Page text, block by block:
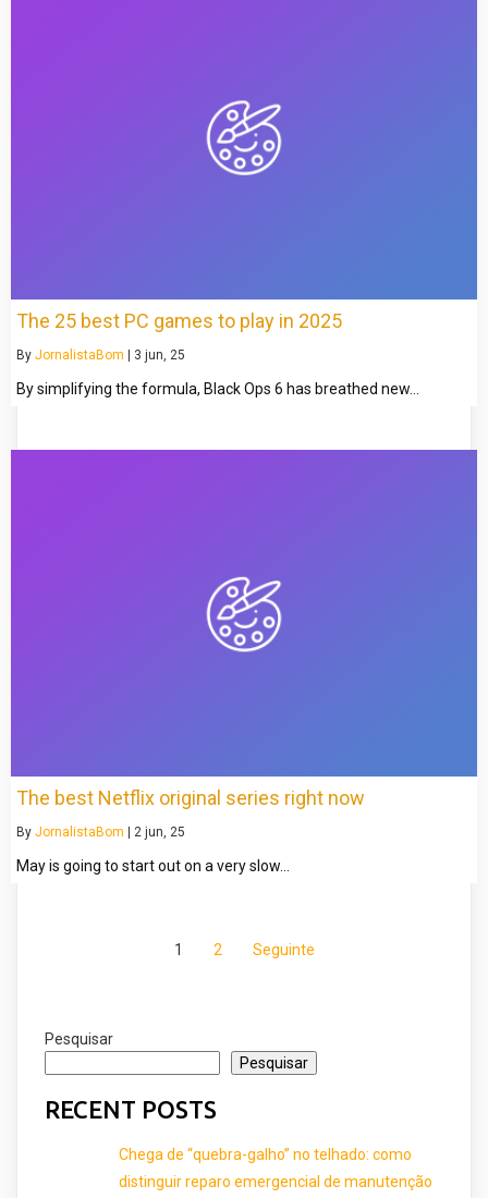
The 25 best PC games to play in 2025
By JornalistaBom 3 jun, 25
By simplifying the formula, Black Ops 6 has breathed new…
The best Netflix original series right now
By JornalistaBom 2 jun, 25
May is going to start out on a very slow…
1 2 Seguinte
Pesquisar
Pesquisar
RECENT POSTS
Chega de “quebra-galho” no telhado: como
distinguir reparo emergencial de manutenção